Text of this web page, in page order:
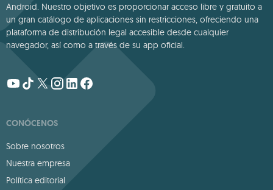
Android. Nuestro objetivo es proporcionar acceso libre y gratuito a
un gran catálogo de aplicaciones sin restricciones, ofreciendo una
plataforma de distribución legal accesible desde cualquier
navegador, así como a través de su app oficial.
CONÓCENOS
Sobre nosotros
Nuestra empresa
Política editorial